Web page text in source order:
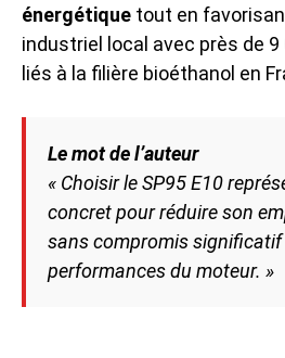
énergétique tout en
industriel local avec près de
liés à la filière bioéthanol en
Le mot de l’auteur
« Choisir le SP95 E10
concret pour réduire son
sans compromis significatif
performances du moteur. »